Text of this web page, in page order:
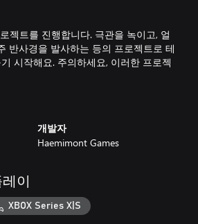
젝트를 진행합니다. 극관을 녹이고, 얼
반사경을 발사하는 등의 프로젝트로 테
시작해요. 주의하세요, 이러한 프로젝
어 행성을 테라포밍하거나 변화의 기회
으로 온실가스를 대기 중에 배출하고,
있습니다.
한 결과를 낳을 수 있습니다. 너무 많
개발자
Haemimont Games
이
XBOX Series X|S